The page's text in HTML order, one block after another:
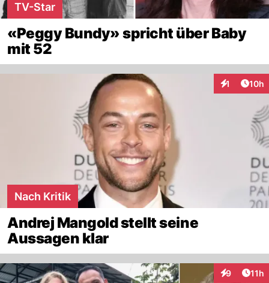
TV-Star
«Peggy Bundy» spricht über Baby
mit 52
1 10h
Nach Kritik
Andrej Mangold stellt seine
Aussagen klar
9 11h